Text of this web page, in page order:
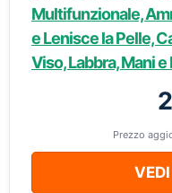
Multifunzionale,
e Lenisce la Pelle,
Viso, Labbra, Mani
Prezzo